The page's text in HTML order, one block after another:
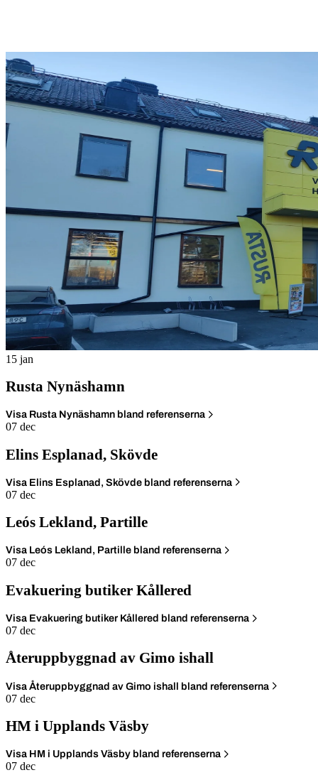
15 jan
Rusta Nynäshamn
Visa Rusta Nynäshamn bland referenserna
07 dec
Elins Esplanad, Skövde
Visa Elins Esplanad, Skövde bland referenserna
07 dec
Leós Lekland, Partille
Visa Leós Lekland, Partille bland referenserna
07 dec
Evakuering butiker Kållered
Visa Evakuering butiker Kållered bland referenserna
07 dec
Återuppbyggnad av Gimo ishall
Visa Återuppbyggnad av Gimo ishall bland referenserna
07 dec
HM i Upplands Väsby
Visa HM i Upplands Väsby bland referenserna
07 dec